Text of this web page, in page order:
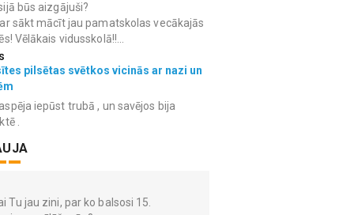
būs aizgājuši?
sākt mācīt jau pamatskolas vecākajās
Vēlākais vidusskolā!!...
pilsētas svētkos vicinās ar nazi un
iepūst trubā , un savējos bija
.
Tu jau zini, par ko balsosi 15.